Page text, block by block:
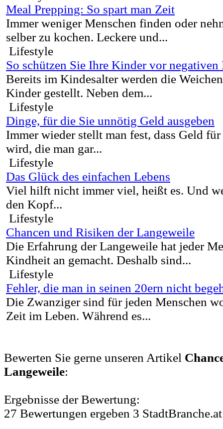
Meal Prepping: So spart man Zeit
Immer weniger Menschen finden oder
selber zu kochen. Leckere und...
Lifestyle
So schützen Sie Ihre Kinder vor negativen
Bereits im Kindesalter werden die
Kinder gestellt. Neben dem...
Lifestyle
Dinge, für die Sie unnötig Geld ausgeben
Immer wieder stellt man fest, dass Geld
wird, die man gar...
Lifestyle
Das Glück des einfachen Lebens
Viel hilft nicht immer viel, heißt es. Und
den Kopf...
Lifestyle
Chancen und Risiken der Langeweile
Die Erfahrung der Langeweile hat jeder
Kindheit an gemacht. Deshalb sind...
Lifestyle
Fehler, die man in seinen 20ern nicht
Die Zwanziger sind für jeden Menschen
Zeit im Leben. Während es...
Bewerten Sie gerne unseren Artikel
Langeweile:
Ergebnisse der Bewertung:
27 Bewertungen ergeben 3